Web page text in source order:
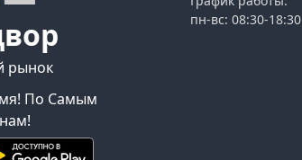
рынок
По Самым
пн-вс: 08:30-18:30